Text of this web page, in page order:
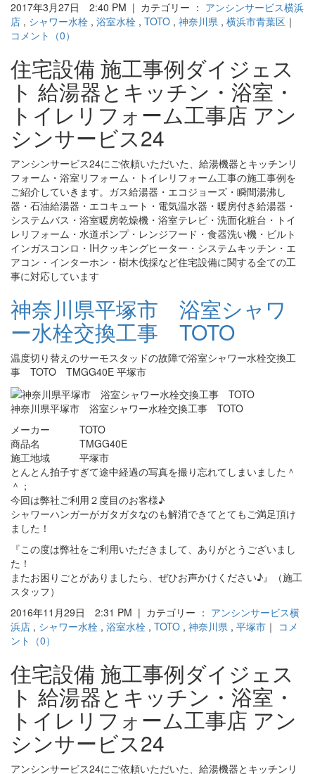
2017年3月27日 2:40 PM | カテゴリー ： アンシンサービス横浜
店 , シャワー水栓 , 浴室水栓 , TOTO , 神奈川県 , 横浜市青葉区 ｜
コメント（0）
住宅設備 施工事例ダイジェス
ト 給湯器とキッチン・浴室・
トイレリフォーム工事店 アン
シンサービス24
アンシンサービス24にご依頼いただいた、給湯機器とキッチンリ
フォーム・浴室リフォーム・トイレリフォーム工事の施工事例を
ご紹介していきます。ガス給湯器・エコジョーズ・瞬間湯沸し
器・石油給湯器・エコキュート・電気温水器・暖房付き給湯器・
システムバス・浴室暖房乾燥機・浴室テレビ・洗面化粧台・トイ
レリフォーム・水道ポンプ・レンジフード・食器洗い機・ビルト
インガスコンロ・IHクッキングヒーター・システムキッチン・エ
アコン・インターホン・樹木伐採など住宅設備に関する全ての工
事に対応しています
神奈川県平塚市 浴室シャワ
ー水栓交換工事 TOTO
温度切り替えのサーモスタッドの故障で浴室シャワー水栓交換工
事 TOTO TMGG40E 平塚市
神奈川県平塚市 浴室シャワー水栓交換工事 TOTO
メーカー TOTO
商品名 TMGG40E
施工地域 平塚市
とんとん拍子すぎて途中経過の写真を撮り忘れてしまいました＾
＾；
今回は弊社ご利用２度目のお客様♪
シャワーハンガーがガタガタなのも解消できてとてもご満足頂け
ました！
『この度は弊社をご利用いただきまして、ありがとうございまし
た！
またお困りごとがありましたら、ぜひお声かけください♪』（施工
スタッフ）
2016年11月29日 2:31 PM | カテゴリー ： アンシンサービス横
浜店 , シャワー水栓 , 浴室水栓 , TOTO , 神奈川県 , 平塚市 ｜ コメ
ント（0）
住宅設備 施工事例ダイジェス
ト 給湯器とキッチン・浴室・
トイレリフォーム工事店 アン
シンサービス24
アンシンサービス24にご依頼いただいた、給湯機器とキッチンリ